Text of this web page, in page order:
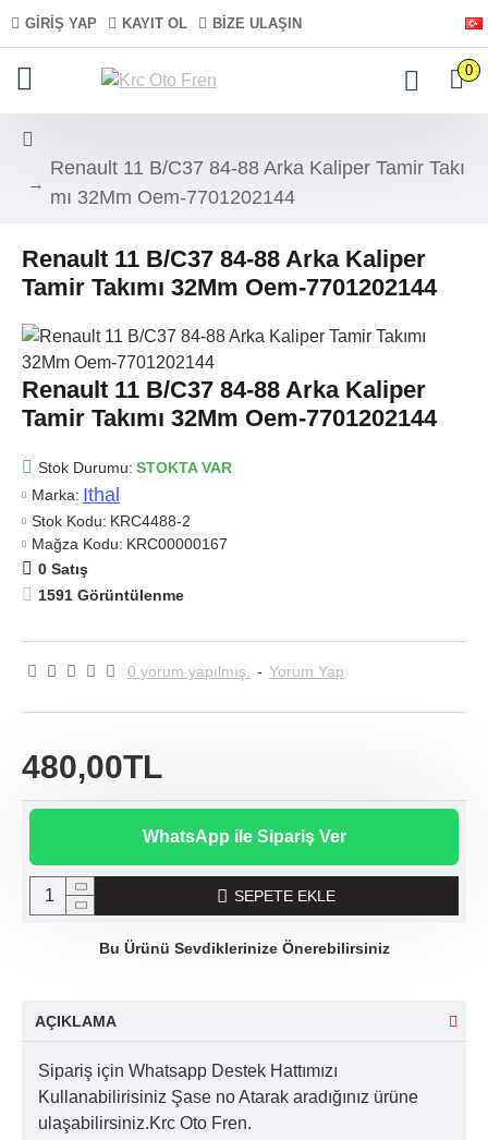
GIRIŞ YAP KAYIT OL BIZE ULAŞIN
0
Renault 11 B/C37 84-88 Arka Kaliper Tamir Takı
mı 32Mm Oem-7701202144
Renault 11 B/C37 84-88 Arka Kaliper
Tamir Takımı 32Mm Oem-7701202144
Renault 11 B/C37 84-88 Arka Kaliper
Tamir Takımı 32Mm Oem-7701202144
Stok Durumu: STOKTA VAR
Marka: Ithal
Stok Kodu: KRC4488-2
Mağza Kodu: KRC00000167
0 Satış
1591 Görüntülenme
0 yorum yapılmış. - Yorum Yap
480,00TL
WhatsApp ile Sipariş Ver
SEPETE EKLE
Bu Ürünü Sevdiklerinize Önerebilirsiniz
AÇIKLAMA
Sipariş için Whatsapp Destek Hattımızı
Kullanabilirisiniz Şase no Atarak aradığınız ürüne
ulaşabilirsiniz.Krc Oto Fren.